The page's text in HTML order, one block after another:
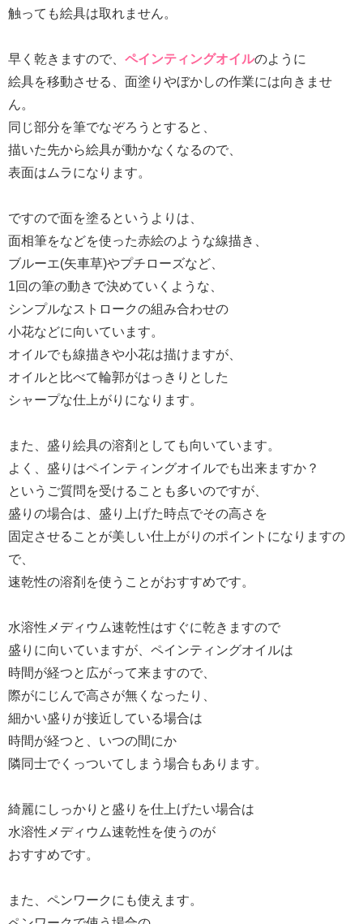
触っても絵具は取れません。
早く乾きますので、 ペインティングオイルのように
絵具を移動させる、面塗りやぼかしの作業には向きませ
ん。
同じ部分を筆でなぞろうとすると、
描いた先から絵具が動かなくなるので、
表面はムラになります。
ですので面を塗るというよりは、
面相筆をなどを使った赤絵のような線描き、
ブルーエ(矢車草)やプチローズなど、
1回の筆の動きで決めていくような、
シンプルなストロークの組み合わせの
小花などに向いています。
オイルでも線描きや小花は描けますが、
オイルと比べて輪郭がはっきりとした
シャープな仕上がりになります。
また、盛り絵具の溶剤としても向いています。
よく、盛りはペインティングオイルでも出来ますか？
というご質問を受けることも多いのですが、
盛りの場合は、盛り上げた時点でその高さを
固定させることが美しい仕上がりのポイントになりますの
で、
速乾性の溶剤を使うことがおすすめです。
水溶性メディウム速乾性はすぐに乾きますので
盛りに向いていますが、ペインティングオイルは
時間が経つと広がって来ますので、
際がにじんで高さが無くなったり、
細かい盛りが接近している場合は
時間が経つと、いつの間にか
隣同士でくっついてしまう場合もあります。
綺麗にしっかりと盛りを仕上げたい場合は
水溶性メディウム速乾性を使うのが
おすすめです。
また、ペンワークにも使えます。